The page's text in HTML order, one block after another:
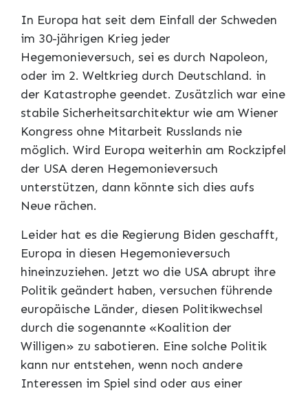
In Europa hat seit dem Einfall der Schweden
im 30-jährigen Krieg jeder
Hegemonieversuch, sei es durch Napoleon,
oder im 2. Weltkrieg durch Deutschland. in
der Katastrophe geendet. Zusätzlich war eine
stabile Sicherheitsarchitektur wie am Wiener
Kongress ohne Mitarbeit Russlands nie
möglich. Wird Europa weiterhin am Rockzipfel
der USA deren Hegemonieversuch
unterstützen, dann könnte sich dies aufs
Neue rächen.
Leider hat es die Regierung Biden geschafft,
Europa in diesen Hegemonieversuch
hineinzuziehen. Jetzt wo die USA abrupt ihre
Politik geändert haben, versuchen führende
europäische Länder, diesen Politikwechsel
durch die sogenannte «Koalition der
Willigen» zu sabotieren. Eine solche Politik
kann nur entstehen, wenn noch andere
Interessen im Spiel sind oder aus einer